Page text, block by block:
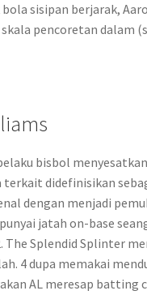
sisipan berjarak,
pencoretan dalam
bisbol
didefinisikan
dengan menjadi
jatah on-base
The Splendid Splinter
4 dupa memakai
AL meresap batting